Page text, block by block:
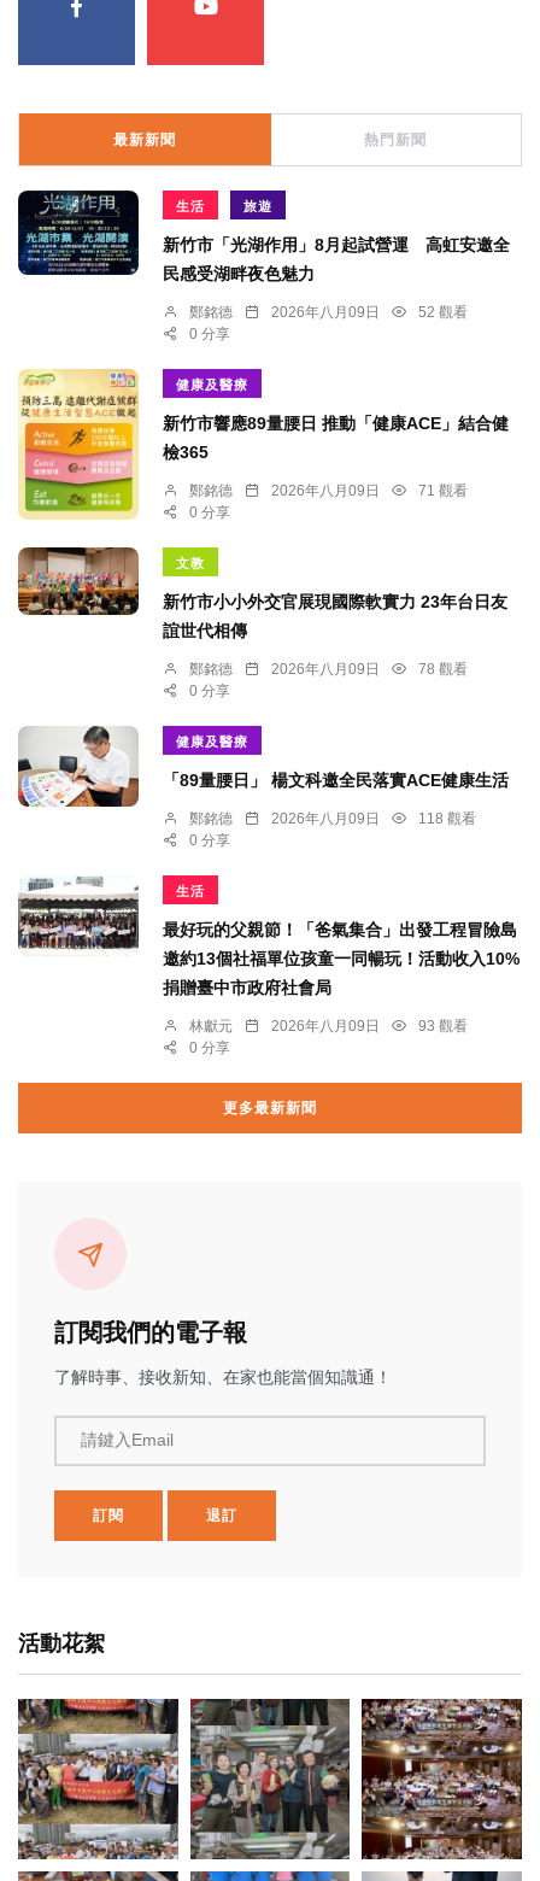
最新新聞 熱門新聞
生活 旅遊
新竹市「光湖作用」8月起試營運 高虹安邀全
民感受湖畔夜色魅力
鄭銘德 2026年八月09日
52 觀看
0 分享
健康及醫療
新竹市響應89量腰日 推動「健康ACE」結合健
檢365
鄭銘德 2026年八月09日
71 觀看
0 分享
文教
新竹市小小外交官展現國際軟實力 23年台日友
誼世代相傳
鄭銘德 2026年八月09日
78 觀看
0 分享
健康及醫療
「89量腰日」 楊文科邀全民落實ACE健康生活
鄭銘德 2026年八月09日
118 觀看
0 分享
生活
最好玩的父親節！「爸氣集合」出發工程冒險島
邀約13個社福單位孩童一同暢玩！活動收入10%
捐贈臺中市政府社會局
林獻元 2026年八月09日
93 觀看
0 分享
更多最新新聞
訂閱我們的電子報
了解時事、接收新知、在家也能當個知識通！
請鍵入Email
訂閱 退訂
活動花絮